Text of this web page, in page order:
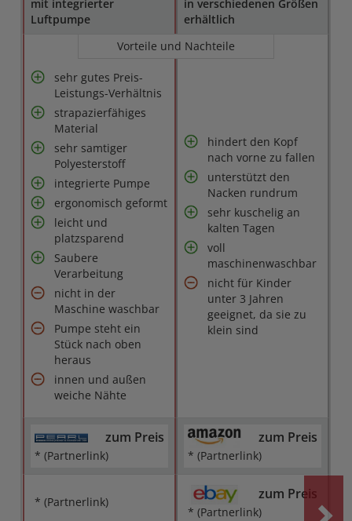
mit integrierter
Luftpumpe
in verschiedenen Größen
erhältlich
Vorteile und Nachteile
sehr gutes Preis-
Leistungs-Verhältnis
strapazierfähiges
Material
sehr samtiger
Polyesterstoff
integrierte Pumpe
ergonomisch geformt
leicht und
platzsparend
Saubere
Verarbeitung
nicht in der
Maschine waschbar
Pumpe steht ein
Stück nach oben
heraus
innen und außen
weiche Nähte
hindert den Kopf
nach vorne zu fallen
unterstützt den
Nacken rundrum
sehr kuschelig an
kalten Tagen
voll
maschinenwaschbar
nicht für Kinder
unter 3 Jahren
geeignet, da sie zu
klein sind
zum Preis
* (Partnerlink)
zum Preis
* (Partnerlink)
* (Partnerlink) zum Preis
* (Partnerlink)